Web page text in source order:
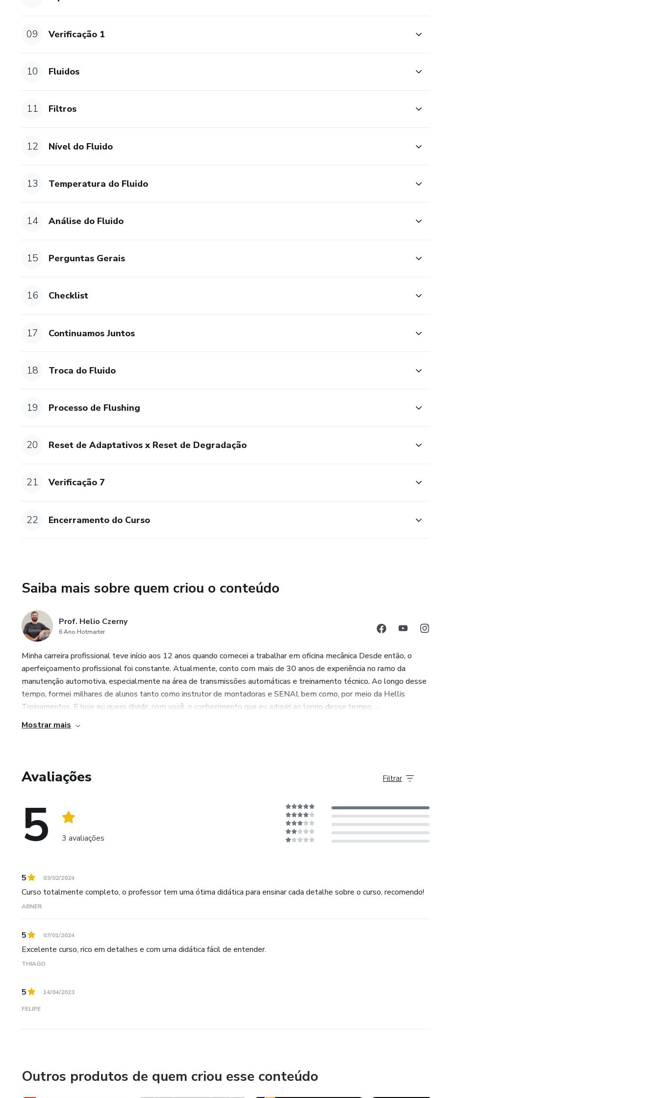
09 Verificação 1
10 Fluidos
11 Filtros
12 Nível do Fluido
13 Temperatura do Fluido
14 Análise do Fluido
15 Perguntas Gerais
16 Checklist
17 Continuamos Juntos
18 Troca do Fluido
19 Processo de Flushing
20 Reset de Adaptativos x Reset de Degradação
21 Verificação 7
22 Encerramento do Curso
Saiba mais sobre quem criou o conteúdo
Prof. Helio Czerny
6 Ano Hotmarter
Minha carreira profissional teve início aos 12 anos quando comecei a trabalhar em oficina mecânica Desde então, o
aperfeiçoamento profissional foi constante. Atualmente, conto com mais de 30 anos de experiência no ramo da
manutenção automotiva, especialmente na área de transmissões automáticas e treinamento técnico. Ao longo desse
tempo, formei milhares de alunos tanto como instrutor de montadoras e SENAI, bem como, por meio da Hellis
Treinamentos. E hoje eu quero dividir, com você, o conhecimento que eu adquiri ao longo desse tempo. ...
Mostrar mais
Avaliações
5 3 avaliações
Filtrar
5 03/02/2024
Curso totalmente completo, o professor tem uma ótima didática para ensinar cada detalhe sobre o curso, recomendo!
ABNER
5 07/01/2024
Excelente curso, rico em detalhes e com uma didática fácil de entender.
THIAGO
5 14/04/2023
FELIPE
Outros produtos de quem criou esse conteúdo